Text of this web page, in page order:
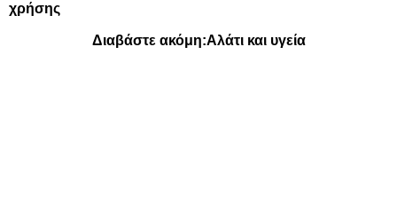
χρήσης
Διαβάστε ακόμη:Αλάτι και υγεία